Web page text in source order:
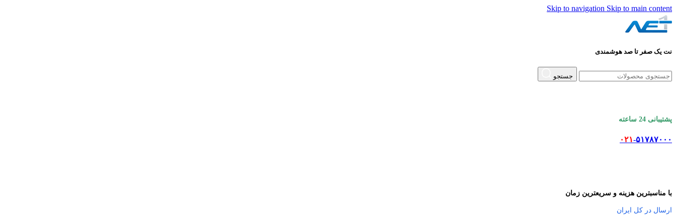
Skip to navigation Skip to main content
نت یک صفر تا صد هوشمندی
جستجو
پشتیبانی 24 ساعته
۰۲۱-۵۱۷۸۷۰۰۰
با مناسبترین هزینه و سریعترین زمان
ارسال در کل ایران